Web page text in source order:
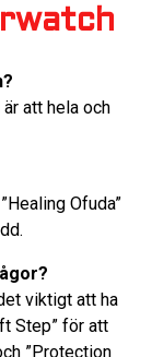
att hela och
Ofuda”
viktigt att ha
Step” för att
”Protection